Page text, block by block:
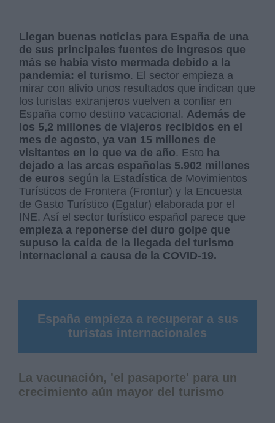
Llegan buenas noticias para España de una
de sus principales fuentes de ingresos que
más se había visto mermada debido a la
pandemia: el turismo. El sector empieza a
mirar con alivio unos resultados que indican que
los turistas extranjeros vuelven a confiar en
España como destino vacacional. Además de
los 5,2 millones de viajeros recibidos en el
mes de agosto, ya van 15 millones de
visitantes en lo que va de año. Esto ha
dejado a las arcas españolas 5.902 millones
de euros según la Estadística de Movimientos
Turísticos de Frontera (Frontur) y la Encuesta
de Gasto Turístico (Egatur) elaborada por el
INE. Así el sector turístico español parece que
empieza a reponerse del duro golpe que
supuso la caída de la llegada del turismo
internacional a causa de la COVID-19.
España empieza a recuperar a sus
turistas internacionales
La vacunación, 'el pasaporte' para un
crecimiento aún mayor del turismo